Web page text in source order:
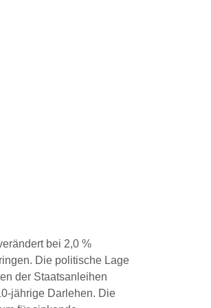
bei 2,0 %
Die politische Lage
der Staatsanleihen
jährige Darlehen. Die